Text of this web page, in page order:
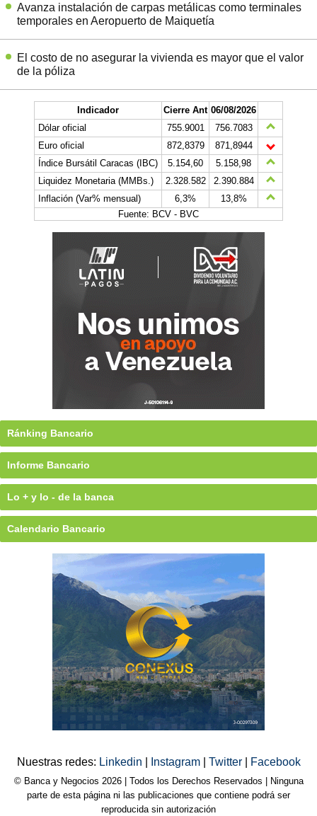
Avanza instalación de carpas metálicas como terminales
temporales en Aeropuerto de Maiquetía
El costo de no asegurar la vivienda es mayor que el valor
de la póliza
Indicador Cierre Ant 06/08/2026
Dólar oficial
755.9001
756.7083
Euro oficial
872,8379
871,8944
Índice Bursátil Caracas (IBC)
5.154,60
5.158,98
Liquidez Monetaria (MMBs.)
2.328.582
2.390.884
Inflación (Var% mensual)
6,3%
13,8%
Fuente: BCV - BVC
Ránking Bancario
Informe Bancario
Lo + y lo - de la banca
Calendario Bancario
Nuestras redes: Linkedin Instagram Twitter Facebook
© Banca y Negocios 2026 | Todos los Derechos Reservados | Ninguna
parte de esta página ni las publicaciones que contiene podrá ser
reproducida sin autorización